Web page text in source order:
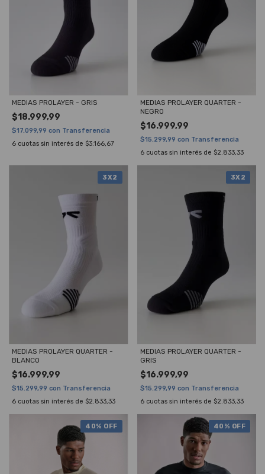
MEDIAS PROLAYER - GRIS
$18.999,99
$17.099,99 con Transferencia
6 cuotas sin interés de $3.166,67
MEDIAS PROLAYER QUARTER -
NEGRO
$16.999,99
$15.299,99 con Transferencia
6 cuotas sin interés de $2.833,33
3X2
MEDIAS PROLAYER QUARTER -
BLANCO
$16.999,99
$15.299,99 con Transferencia
6 cuotas sin interés de $2.833,33
3X2
MEDIAS PROLAYER QUARTER -
GRIS
$16.999,99
$15.299,99 con Transferencia
6 cuotas sin interés de $2.833,33
40% OFF 40 % OFF